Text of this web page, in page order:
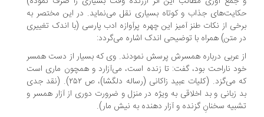
جذاب و کوتاه بسیاری نقل می‌نماید. در این مختصر به
از نکات طنز آمیز این چهره پرآوازه ادب پارسی (با اندک تغییری
متن) همراه با توضیحی اندک اشاره می‌گردد:
عربی درباره همسرش پرسش نمودند. وی که بسیار از دست همسر
ناراحت بود، گفت: تا زنده است، می‌آزارد و همچون ماری است
که می‌گزد. (کلیات عبید زاکانی (رساله دلگشا)، ص ۲۵۲). (نقد جدی
زبانی و بد اخلاقی به ویژه در منزل و ضرورت دوری از آزار همسر و
سخنانِ گزنده و آزار دهنده به نیش مار).